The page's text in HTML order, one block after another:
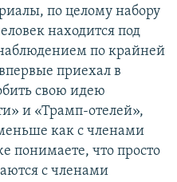
по целому набору
находится под
по крайней
приехал в
свою идею
и «Трамп-отелей»,
как с членами
что просто
с членами